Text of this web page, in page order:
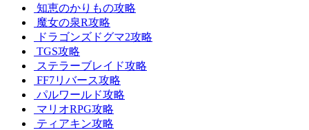
知恵のかりもの攻略
魔女の泉R攻略
ドラゴンズドグマ2攻略
TGS攻略
ステラーブレイド攻略
FF7リバース攻略
パルワールド攻略
マリオRPG攻略
ティアキン攻略